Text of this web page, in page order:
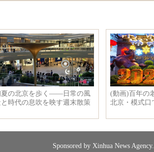
Sponsored by Xinhua News Agency.